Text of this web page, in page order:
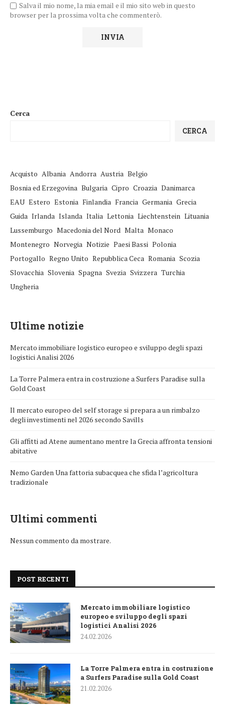
Salva il mio nome, la mia email e il mio sito web in questo
browser per la prossima volta che commenterò.
Cerca
CERCA
Acquisto Albania Andorra Austria Belgio
Bosnia ed Erzegovina Bulgaria Cipro Croazia Danimarca
EAU Estero Estonia Finlandia Francia Germania Grecia
Guida Irlanda Islanda Italia Lettonia Liechtenstein Lituania
Lussemburgo Macedonia del Nord Malta Monaco
Montenegro Norvegia Notizie Paesi Bassi Polonia
Portogallo Regno Unito Repubblica Ceca Romania Scozia
Slovacchia Slovenia Spagna Svezia Svizzera Turchia
Ungheria
Ultime notizie
Mercato immobiliare logistico europeo e sviluppo degli spazi
logistici Analisi 2026
La Torre Palmera entra in costruzione a Surfers Paradise sulla
Gold Coast
Il mercato europeo del self storage si prepara a un rimbalzo
degli investimenti nel 2026 secondo Savills
Gli affitti ad Atene aumentano mentre la Grecia affronta tensioni
abitative
Nemo Garden Una fattoria subacquea che sfida l’agricoltura
tradizionale
Ultimi commenti
Nessun commento da mostrare.
POST RECENTI
Mercato immobiliare logistico
europeo e sviluppo degli spazi
logistici Analisi 2026
24.02.2026
La Torre Palmera entra in costruzione
a Surfers Paradise sulla Gold Coast
21.02.2026